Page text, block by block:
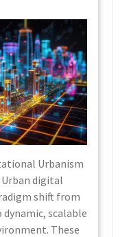
Urbanism
digital
shift from
scalable
These